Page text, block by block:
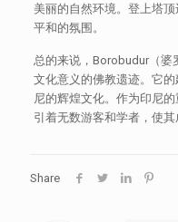
美丽的自然环境。登上塔
平和的氛围。
总的来说，Borobudur（婆
文化意义的佛教遗迹。它
尼的辉煌文化。作为印尼
引着无数游客和学者，使
Share